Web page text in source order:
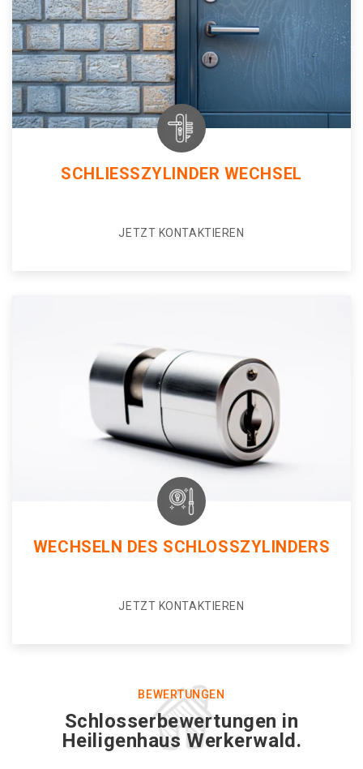
SCHLIESSZYLINDER WECHSEL
JETZT KONTAKTIEREN
WECHSELN DES SCHLOSSZYLINDERS
JETZT KONTAKTIEREN
BEWERTUNGEN
Schlosserbewertungen in
Heiligenhaus Werkerwald.